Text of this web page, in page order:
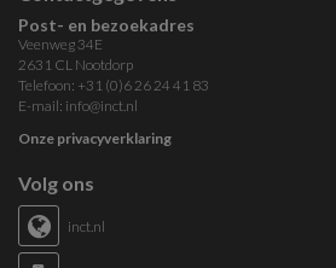
Post- en bezoekadres
Veenweg 34E
2631 CL Nootdorp
Telefoon: +31 (0)6 26 24 41 83
E-mail: info@inct.nl
Onze privacyverklaring
Volg ons
inct.nl